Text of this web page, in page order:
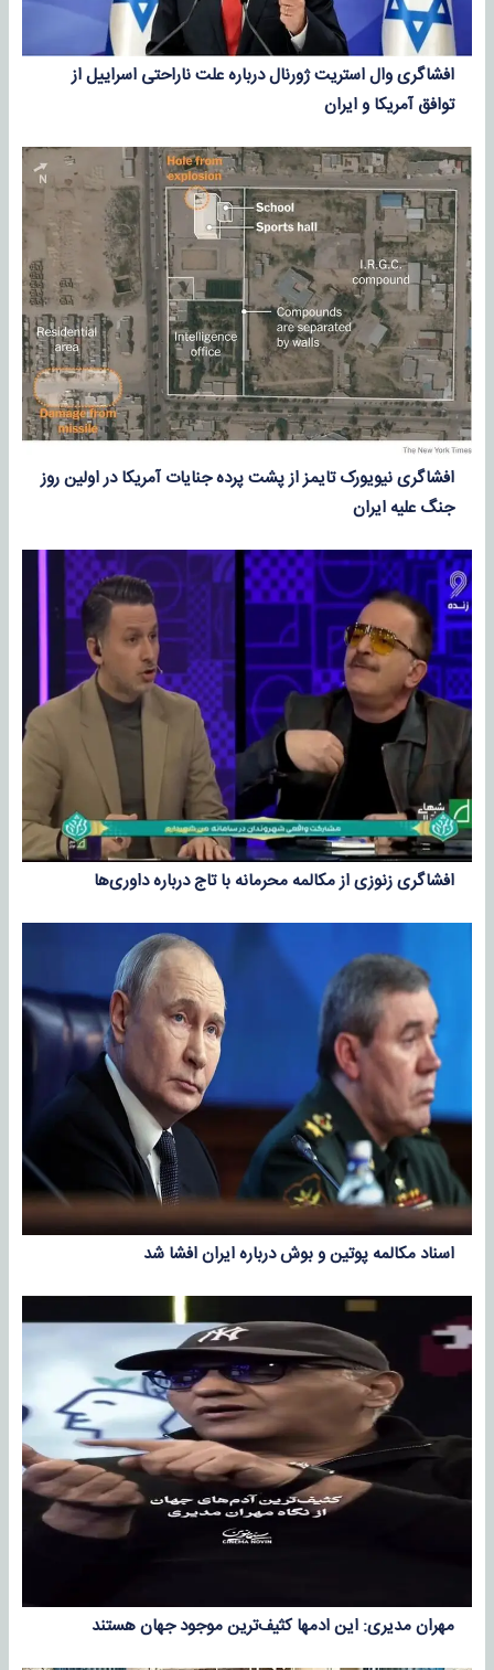
افشاگری وال استریت ژورنال درباره علت ناراحتی اسراییل از
توافق آمریکا و ایران
افشاگری نیویورک تایمز از پشت پرده جنایات آمریکا در اولین روز
جنگ علیه ایران
افشاگری زنوزی از مکالمه محرمانه با تاج درباره داوری‌ها
اسناد مکالمه پوتین و بوش درباره ایران افشا شد
مهران مدیری: این ادمها کثیف‌ترین موجود جهان هستند